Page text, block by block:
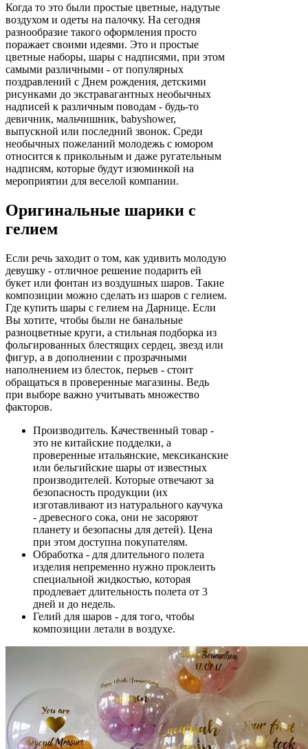
Когда то это были простые цветные, надутые
воздухом и одеты на палочку. На сегодня
разнообразие такого оформления просто
поражает своими идеями. Это и простые
цветные наборы, шары с надписями, при этом
самыми различными - от популярных
поздравлений с Днем рождения, детскими
рисунками до экстравагантных необычных
надписей к различным поводам - будь-то
девичник, мальчишник, babyshower,
выпускной или последний звонок. Среди
необычных пожеланий молодежь с юмором
относится к прикольным и даже ругательным
надписям, которые будут изюминкой на
мероприятии для веселой компании.
Оригинальные шарики с
гелием
Если речь заходит о том, как удивить молодую
девушку - отличное решение подарить ей
букет или фонтан из воздушных шаров. Такие
композиции можно сделать из шаров с гелием.
Где купить шары с гелием на Дарнице. Если
Вы хотите, чтобы были не банальные
разноцветные круги, а стильная подборка из
фольгированных блестящих сердец, звезд или
фигур, а в дополнении с прозрачными
наполнением из блесток, перьев - стоит
обращаться в проверенные магазины. Ведь
при выборе важно учитывать множество
факторов.
Производитель. Качественный товар -
это не китайские подделки, а
проверенные итальянские, мексиканские
или бельгийские шары от известных
производителей. Которые отвечают за
безопасность продукции (их
изготавливают из натурального каучука
- древесного сока, они не засоряют
планету и безопасны для детей). Цена
при этом доступна покупателям.
Обработка - для длительного полета
изделия непременно нужно проклеить
специальной жидкостью, которая
продлевает длительность полета от 3
дней и до недель.
Гелий для шаров - для того, чтобы
композиции летали в воздухе.